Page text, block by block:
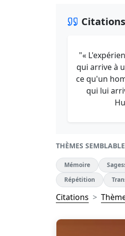
"«
qui arrive à
ce qu'un
qui lui
THÈMES
Mémoire
Répétition
Citations